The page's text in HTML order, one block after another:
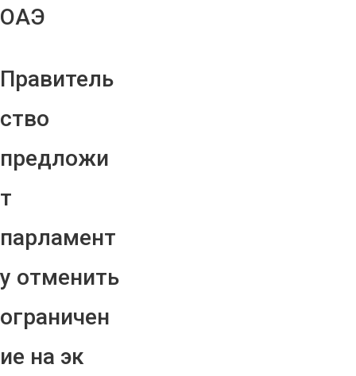
ОАЭ
Правитель
ство
предложи
т
парламент
у отменить
ограничен
ие на эк